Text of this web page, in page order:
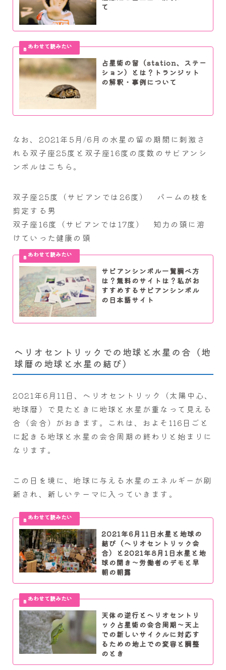
て
占星術の留（station、ステー
ション）とは？トランジット
の解釈・事例について
なお、2021年5月/6月の水星の留の期間に刺激さ
れる双子座25度と双子座16度の度数のサビアンシ
ンボルはこちら。
双子座25度（サビアンでは26度） パームの枝を
剪定する男
双子座16度（サビアンでは17度） 知力の頭に溶
けていった健康の頭
サビアンシンボル一覧調べ方
は？無料のサイトは？私がお
すすめするサビアンシンボル
の日本語サイト
ヘリオセントリックでの地球と水星の合（地
球暦の地球と水星の結び）
2021年6月11日、ヘリオセントリック（太陽中心、
地球暦）で見たときに地球と水星が重なって見える
合（会合）がおきます。これは、およそ116日ごと
に起きる地球と水星の会合周期の終わりと始まりに
なります。
この日を境に、地球に与える水星のエネルギーが刷
新され、新しいテーマに入っていきます。
2021年6月11日水星と地球の
結び（ヘリオセントリック会
合）と2021年8月1日水星と地
球の開き～労働者のデモと早
朝の朝露
天体の逆行とヘリオセントリ
ック占星術の会合周期～天上
での新しいサイクルに対応す
るための地上での変容と調整
のとき